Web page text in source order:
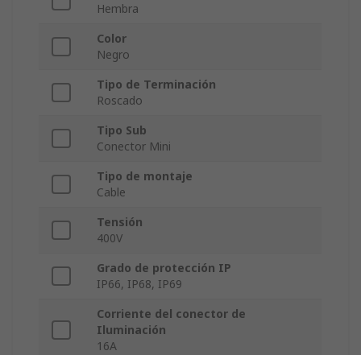
Hembra
Color
Negro
Tipo de Terminación
Roscado
Tipo Sub
Conector Mini
Tipo de montaje
Cable
Tensión
400V
Grado de protección IP
IP66, IP68, IP69
Corriente del conector de
Iluminación
16A